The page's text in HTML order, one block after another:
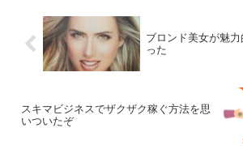
ブロンド美女が魅
った
スキマビジネスでザクザク稼ぐ方法を思
いついたぞ